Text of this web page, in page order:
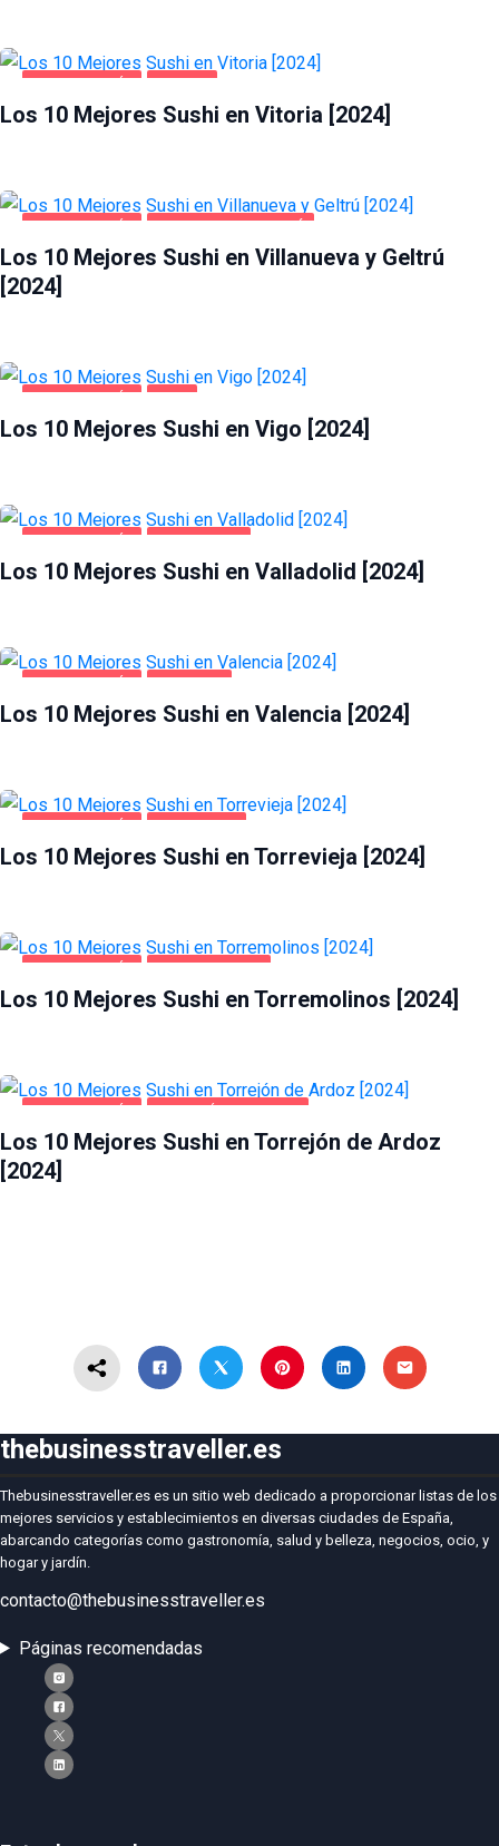
GASTRONOMÍA VITORIA
Los 10 Mejores Sushi en Vitoria [2024]
GASTRONOMÍA VILLANUEVA Y GELTRÚ
Los 10 Mejores Sushi en Villanueva y Geltrú
[2024]
GASTRONOMÍA VIGO
Los 10 Mejores Sushi en Vigo [2024]
GASTRONOMÍA VALLADOLID
Los 10 Mejores Sushi en Valladolid [2024]
GASTRONOMÍA VALENCIA
Los 10 Mejores Sushi en Valencia [2024]
GASTRONOMÍA TORREVIEJA
Los 10 Mejores Sushi en Torrevieja [2024]
GASTRONOMÍA TORREMOLINOS
Los 10 Mejores Sushi en Torremolinos [2024]
GASTRONOMÍA TORREJÓN DE ARDOZ
Los 10 Mejores Sushi en Torrejón de Ardoz
[2024]
thebusinesstraveller.es
Thebusinesstraveller.es es un sitio web dedicado a proporcionar listas de los
mejores servicios y establecimientos en diversas ciudades de España,
abarcando categorías como gastronomía, salud y belleza, negocios, ocio, y
hogar y jardín.
contacto@thebusinesstraveller.es
Páginas recomendadas